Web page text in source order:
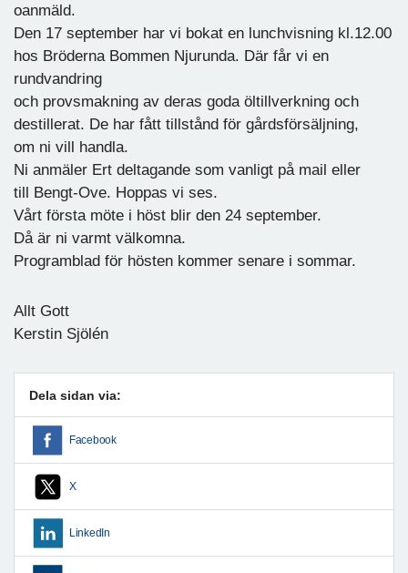
oanmäld.
Den 17 september har vi bokat en lunchvisning kl.12.00
hos Bröderna Bommen Njurunda. Där får vi en
rundvandring
och provsmakning av deras goda öltillverkning och
destillerat. De har fått tillstånd för gårdsförsäljning,
om ni vill handla.
Ni anmäler Ert deltagande som vanligt på mail eller
till Bengt-Ove. Hoppas vi ses.
Vårt första möte i höst blir den 24 september.
Då är ni varmt välkomna.
Programblad för hösten kommer senare i sommar.
Allt Gott
Kerstin Sjölén
Dela sidan via:
Facebook
X
LinkedIn